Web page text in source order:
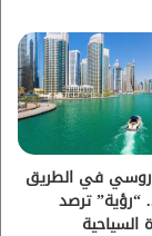
روسي في الطريق
“رؤية” ترصد
السياحية